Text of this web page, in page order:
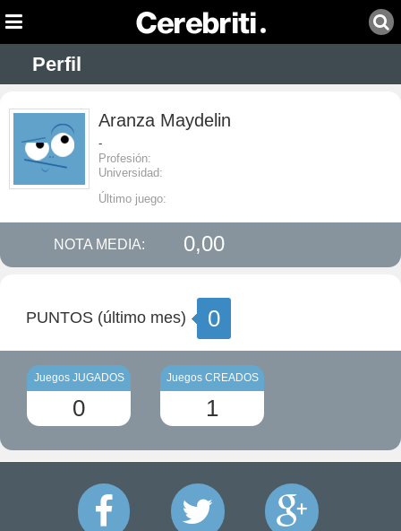
Perfil
Aranza Maydelin
-
Profesión:
Universidad:
Último juego:
NOTA MEDIA: 0,00
PUNTOS (último mes) 0
Juegos JUGADOS
0
Juegos CREADOS
1